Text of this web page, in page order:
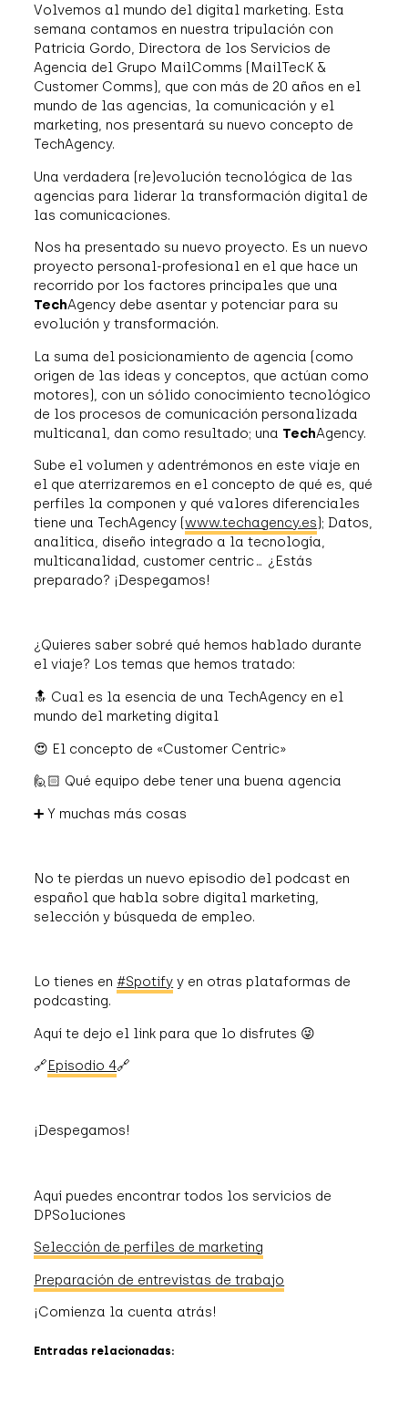
Volvemos al mundo del digital marketing. Esta
semana contamos en nuestra tripulación con
Patricia Gordo, Directora de los Servicios de
Agencia del Grupo MailComms (MailTecK &
Customer Comms), que con más de 20 años en el
mundo de las agencias, la comunicación y el
marketing, nos presentará su nuevo concepto de
TechAgency.
Una verdadera (re)evolución tecnológica de las
agencias para liderar la transformación digital de
las comunicaciones.
Nos ha presentado su nuevo proyecto. Es un nuevo
proyecto personal-profesional en el que hace un
recorrido por los factores principales que una
TechAgency debe asentar y potenciar para su
evolución y transformación.
La suma del posicionamiento de agencia (como
origen de las ideas y conceptos, que actúan como
motores), con un sólido conocimiento tecnológico
de los procesos de comunicación personalizada
multicanal, dan como resultado; una TechAgency.
Sube el volumen y adentrémonos en este viaje en
el que aterrizaremos en el concepto de qué es, qué
perfiles la componen y qué valores diferenciales
tiene una TechAgency (www.techagency.es); Datos,
analítica, diseño integrado a la tecnología,
multicanalidad, customer centric… ¿Estás
preparado? ¡Despegamos!
¿Quieres saber sobré qué hemos hablado durante
el viaje? Los temas que hemos tratado:
🔝 Cual es la esencia de una TechAgency en el
mundo del marketing digital
😍 El concepto de «Customer Centric»
🙋🏻 Qué equipo debe tener una buena agencia
➕ Y muchas más cosas
No te pierdas un nuevo episodio del podcast en
español que habla sobre digital marketing,
selección y búsqueda de empleo.
Lo tienes en #Spotify y en otras plataformas de
podcasting.
Aquí te dejo el link para que lo disfrutes 😜
🔗Episodio 4🔗
¡Despegamos!
Aquí puedes encontrar todos los servicios de
DPSoluciones
Selección de perfiles de marketing
Preparación de entrevistas de trabajo
¡Comienza la cuenta atrás!
Entradas relacionadas: